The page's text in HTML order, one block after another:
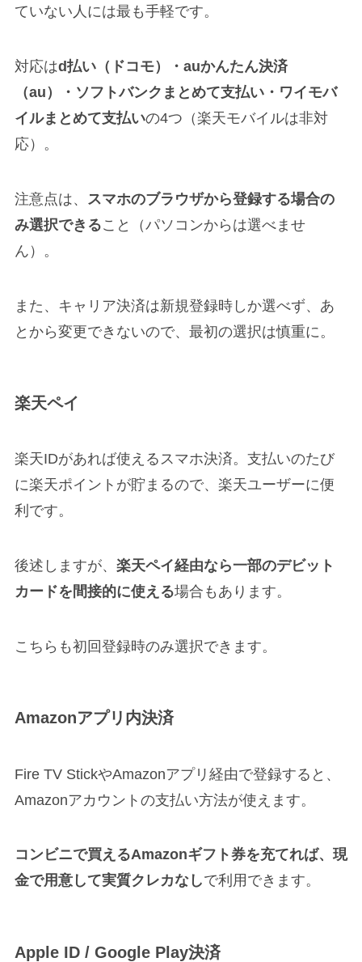
ていない人には最も手軽です。
対応はd払い（ドコモ）・auかんたん決済
（au）・ソフトバンクまとめて支払い・ワイモバ
イルまとめて支払いの4つ（楽天モバイルは非対
応）。
注意点は、 スマホのブラウザから登録する場合の
み選択できること（パソコンからは選べませ
ん）。
また、キャリア決済は新規登録時しか選べず、あ
とから変更できないので、最初の選択は慎重に。
楽天ペイ
楽天IDがあれば使えるスマホ決済。支払いのたび
に楽天ポイントが貯まるので、楽天ユーザーに便
利です。
後述しますが、 楽天ペイ経由なら一部のデビット
カードを間接的に使える場合もあります。
こちらも初回登録時のみ選択できます。
Amazonアプリ内決済
Fire TV StickやAmazonアプリ経由で登録すると、
Amazonアカウントの支払い方法が使えます。
コンビニで買えるAmazonギフト券を充てれば、現
金で用意して実質クレカなしで利用できます。
Apple ID / Google Play決済